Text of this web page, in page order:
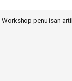
Workshop penulisan